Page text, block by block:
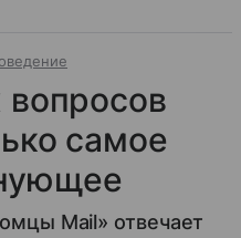
самое
Mail» отвечает